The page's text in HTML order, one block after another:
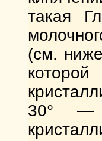
такая
(см.
30° —